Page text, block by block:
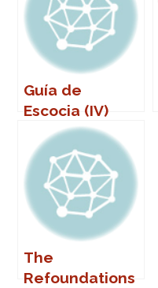
Guía de
Escocia (IV)
The
Refoundations